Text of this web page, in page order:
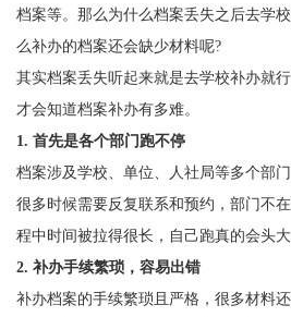
档案等。那么为什么档案丢失之后去学
么补办的档案还会缺少材料呢?
其实档案丢失听起来就是去学校补办就
才会知道档案补办有多难。
1. 首先是各个部门跑不停
档案涉及学校、单位、人社局等多个部
很多时候需要反复联系和预约，部门不
程中时间被拉得很长，自己跑真的会头大
2. 补办手续繁琐，容易出错
补办档案的手续繁琐且严格，很多材料